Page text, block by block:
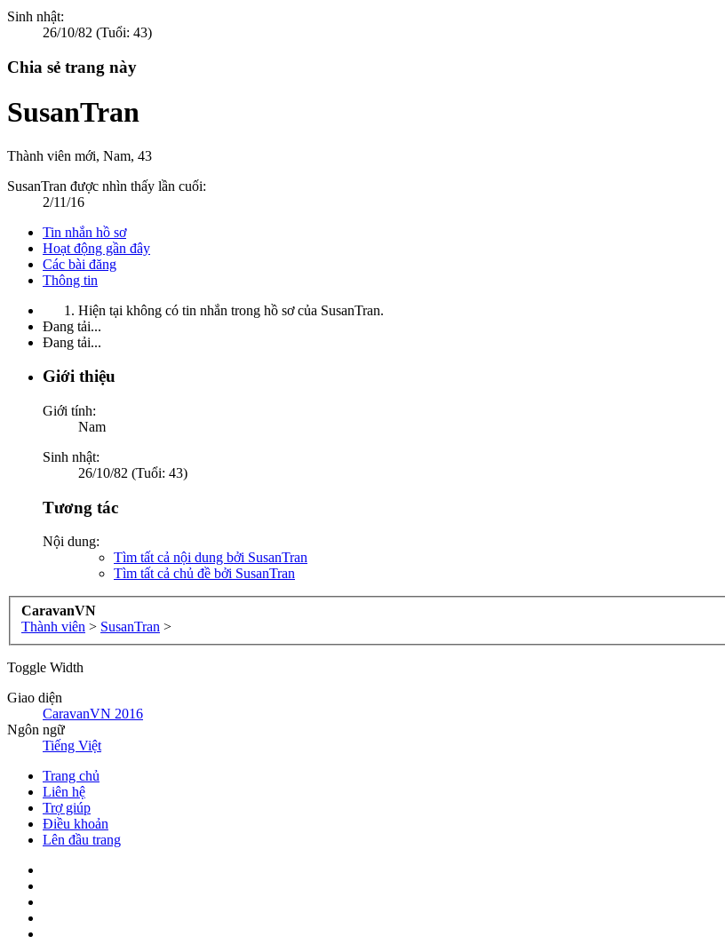
Sinh nhật:
26/10/82 (Tuổi: 43)
Chia sẻ trang này
SusanTran
Thành viên mới, Nam, 43
SusanTran được nhìn thấy lần cuối:
2/11/16
Tin nhắn hồ sơ
Hoạt động gần đây
Các bài đăng
Thông tin
Hiện tại không có tin nhắn trong hồ sơ của SusanTran.
Đang tải...
Đang tải...
Giới thiệu
Giới tính:
Nam
Sinh nhật:
26/10/82 (Tuổi: 43)
Tương tác
Nội dung:
Tìm tất cả nội dung bởi SusanTran
Tìm tất cả chủ đề bởi SusanTran
CaravanVN
Thành viên > SusanTran >
Toggle Width
Giao diện
CaravanVN 2016
Ngôn ngữ
Tiếng Việt
Trang chủ
Liên hệ
Trợ giúp
Điều khoản
Lên đầu trang